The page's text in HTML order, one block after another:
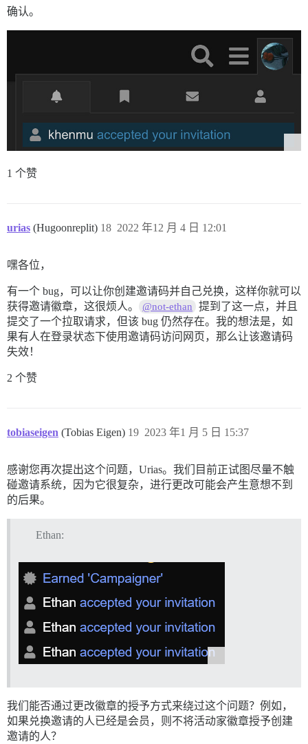
确认。
1 个赞
urias (Hugoonreplit) 2022 年12 月 4 日 12:01
18
嘿各位，
有一个 bug，可以让你创建邀请码并自己兑换，这样你就可以
获得邀请徽章，这很烦人。
@not-ethan
提到了这一点，并且
提交了一个拉取请求，但该 bug 仍然存在。我的想法是，如
果有人在登录状态下使用邀请码访问网页，那么让该邀请码
失效！
2 个赞
tobiaseigen (Tobias Eigen) 2023 年1 月 5 日 15:37
19
感谢您再次提出这个问题，Urias。我们目前正试图尽量不触
碰邀请系统，因为它很复杂，进行更改可能会产生意想不到
的后果。
Ethan:
我们能否通过更改徽章的授予方式来绕过这个问题？例如，
如果兑换邀请的人已经是会员，则不将活动家徽章授予创建
邀请的人？